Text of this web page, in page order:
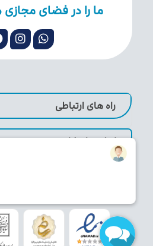
ما را در فضای
راه های ارتباطی
لینک های کاربردی